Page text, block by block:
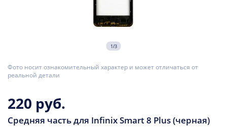
1/3
Фото носит ознакомительный характер и может отличаться от
реальной детали
220 руб.
Средняя часть для Infinix Smart 8 Plus (черная)